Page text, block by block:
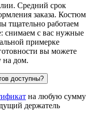
Средний срок
заказа. Костюм
тщательно работаем
снимаем с вас нужные
примерке
вы можете
на дом.
доступны?
на любую сумму
держатель